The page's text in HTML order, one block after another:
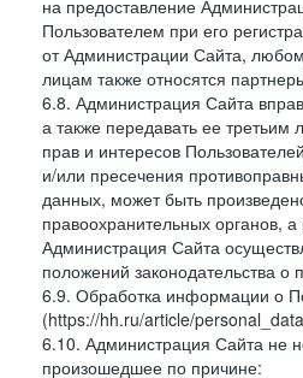
на предоставление
Пользователем при его
от Администрации Сайта,
лицам также относятся
6.8. Администрация Сайта
а также передавать ее
прав и интересов
и/или пресечения
данных, может быть
правоохранительных органов,
Администрация Сайта
положений законодательства
6.9. Обработка информации о
(https://hh.ru/article/
6.10. Администрация Сайта не
произошедшее по причине: